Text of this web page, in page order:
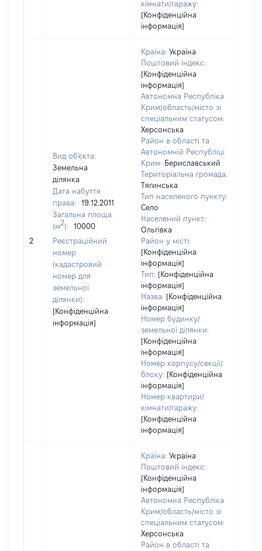
кімнати/гаражу:
[Конфіденційна
інформація]
2
Вид об'єкта:
Земельна
ділянка
Дата набуття
права:
19.12.2011
Загальна площа
(м2):
10000
Реєстраційний
номер
(кадастровий
номер для
земельної
ділянки):
[Конфіденційна
інформація]
Країна: Україна
Поштовий індекс:
[Конфіденційна
інформація]
Автономна Республіка
Крим/область/місто зі
спеціальним статусом:
Херсонська
Район в області та
Автономній Республіці
Крим: Бериславський
Територіальна громада:
Тягинська
Тип населеного пункту:
Село
Населений пункт:
Ольгівка
Район у місті:
[Конфіденційна
інформація]
Тип: [Конфіденційна
інформація]
Назва: [Конфіденційна
інформація]
Номер будинку/
земельної ділянки:
[Конфіденційна
інформація]
Номер корпусу/секції/
блоку: [Конфіденційна
інформація]
Номер квартири/
кімнати/гаражу:
[Конфіденційна
інформація]
Країна: Україна
Поштовий індекс:
[Конфіденційна
інформація]
Автономна Республіка
Крим/область/місто зі
спеціальним статусом:
Херсонська
Район в області та